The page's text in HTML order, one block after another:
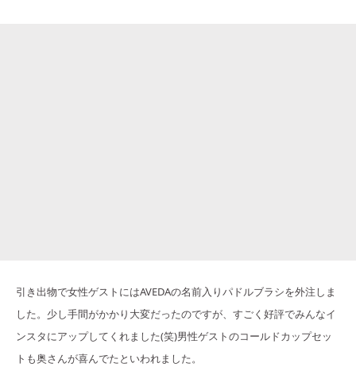
引き出物で女性ゲストにはAVEDAの名前入りパドルブラシを外注しま
した。少し手間がかかり大変だったのですが、すごく好評でみんなイ
ンスタにアップしてくれました(笑)男性ゲストのコールドカップセッ
トも奥さんが喜んでたといわれました。